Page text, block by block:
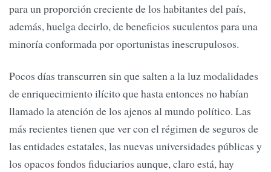
para un proporción creciente de los habitantes del país,
además, huelga decirlo, de beneficios suculentos para una
minoría conformada por oportunistas inescrupulosos.
Pocos días transcurren sin que salten a la luz modalidades
de enriquecimiento ilícito que hasta entonces no habían
llamado la atención de los ajenos al mundo político. Las
más recientes tienen que ver con el régimen de seguros de
las entidades estatales, las nuevas universidades públicas y
los opacos fondos fiduciarios aunque, claro está, hay